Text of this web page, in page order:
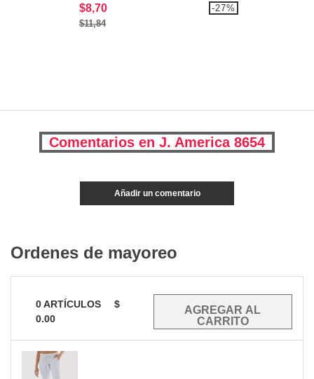
$8,70
$11,84
-27%
Comentarios en J. America 8654
Añadir un comentario
Ordenes de mayoreo
0ARTÍCULOS
$
0.00